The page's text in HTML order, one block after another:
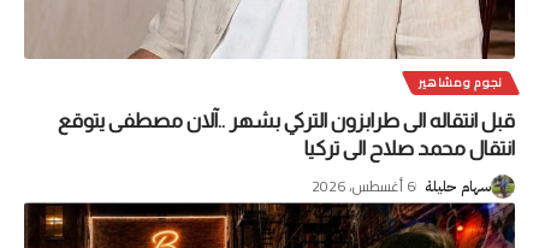
نجوم ومشاهير
قبل انتقاله الى طرابزون التركي بشهر ..آلان مصطفى يتوقع
انتقال محمد صلاح الى تركيا
سهام حليلة 6 أغسطس، 2026